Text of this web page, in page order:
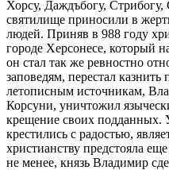
Хорсу, Даждъбогу,
святилище приносили в
людей. Приняв в 988 году
городе Херсонесе, который
он стал так же ревностно
заповедям, перестал
летописным источникам,
Корсуни, уничтожил
крещение своих подданных.
крестились с радостью,
христианству предстояла
не менее, князь Владимир